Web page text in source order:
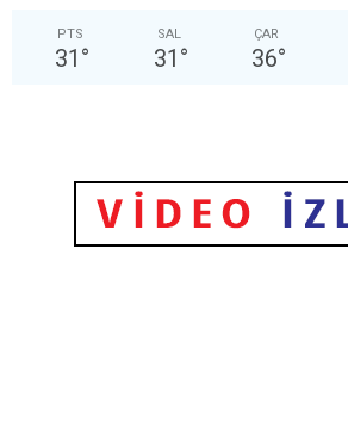
PTS
31 °
SAL
31 °
ÇAR
36°